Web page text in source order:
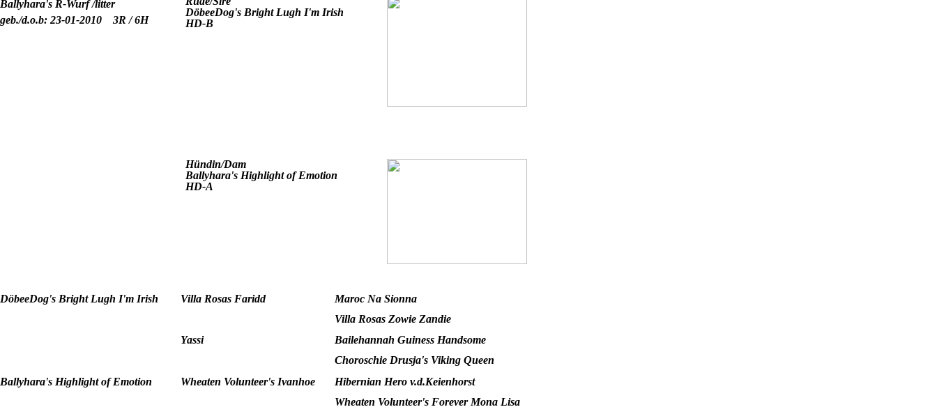
Ballyhara's R-Wurf /litter
geb./d.o.b: 23-01-2010 3R / 6H
DöbeeDog's Bright Lugh I'm Irish
HD-B
Hündin/Dam
Ballyhara's Highlight of Emotion
HD-A
DöbeeDog's Bright Lugh I'm Irish Villa Rosas Faridd
Maroc Na Sionna
Villa Rosas Zowie Zandie
Yassi
Bailehannah Guiness Handsome
Choroschie Drusja's Viking Queen
Ballyhara's Highlight of Emotion
Wheaten Volunteer's Ivanhoe
Hibernian Hero v.d.Keienhorst
Wheaten Volunteer's Forever Mona Lisa